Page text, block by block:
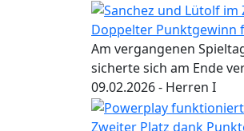
Doppelter Punktgewinn
Am vergangenen
sicherte sich am Ende
09.02.2026- Herren I
Zweiter Platz dank